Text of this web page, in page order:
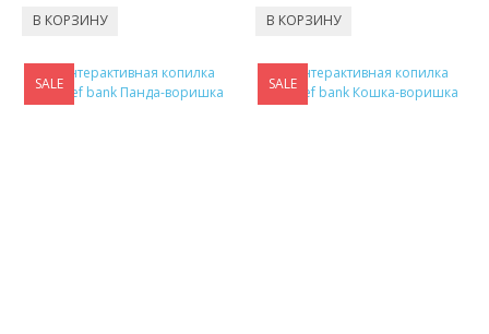
КОСМЕТИКА BIOAQUA
SALE SALE